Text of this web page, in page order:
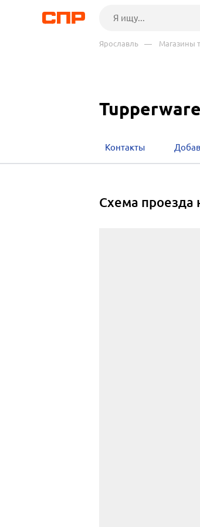
Ярославль — Магазины
cхема проезда
Контакты